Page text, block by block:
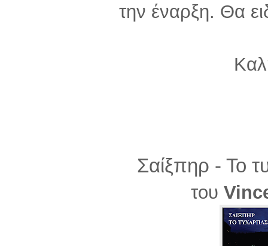
την έναρξη. Θα
Σαίξπηρ - Το
του